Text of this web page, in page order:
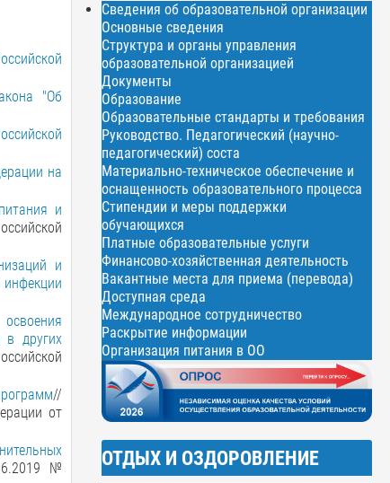
"Об
на
и
и
в других
//
от
№
Сведения об образовательной организации
Основные сведения
Структура и органы управления
образовательной организацией
Документы
Образование
Образовательные стандарты и требования
Руководство. Педагогический (научно-
педагогический) соста
Материально-техническое обеспечение и
оснащенность образовательного процесса
Стипендии и меры поддержки
обучающихся
Платные образовательные услуги
Финансово-хозяйственная деятельность
Вакантные места для приема (перевода)
Доступная среда
Международное сотрудничество
Раскрытие информации
Организация питания в ОО
ОТДЫХ И ОЗДОРОВЛЕНИЕ